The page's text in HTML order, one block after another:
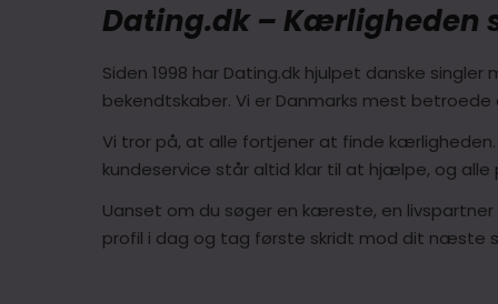
Dating.dk – Kærligheden
Siden 1998 har Dating.dk hjulpet danske
bekendtskaber. Vi er Danmarks mest
Vi tror på, at alle fortjener at finde
kundeservice står altid klar til at hjælpe, og
Uanset om du søger en kæreste, en
profil i dag og tag første skridt mod dit næste